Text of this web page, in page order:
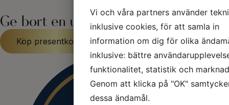
Ge bort en upplevelse!
Köp presentkort här
Vi och våra partners använder
inklusive cookies, för att samla in
information om dig för olika
inklusive: bättre
funktionalitet, statistik och
Genom att klicka på "OK"
dessa ändamål.